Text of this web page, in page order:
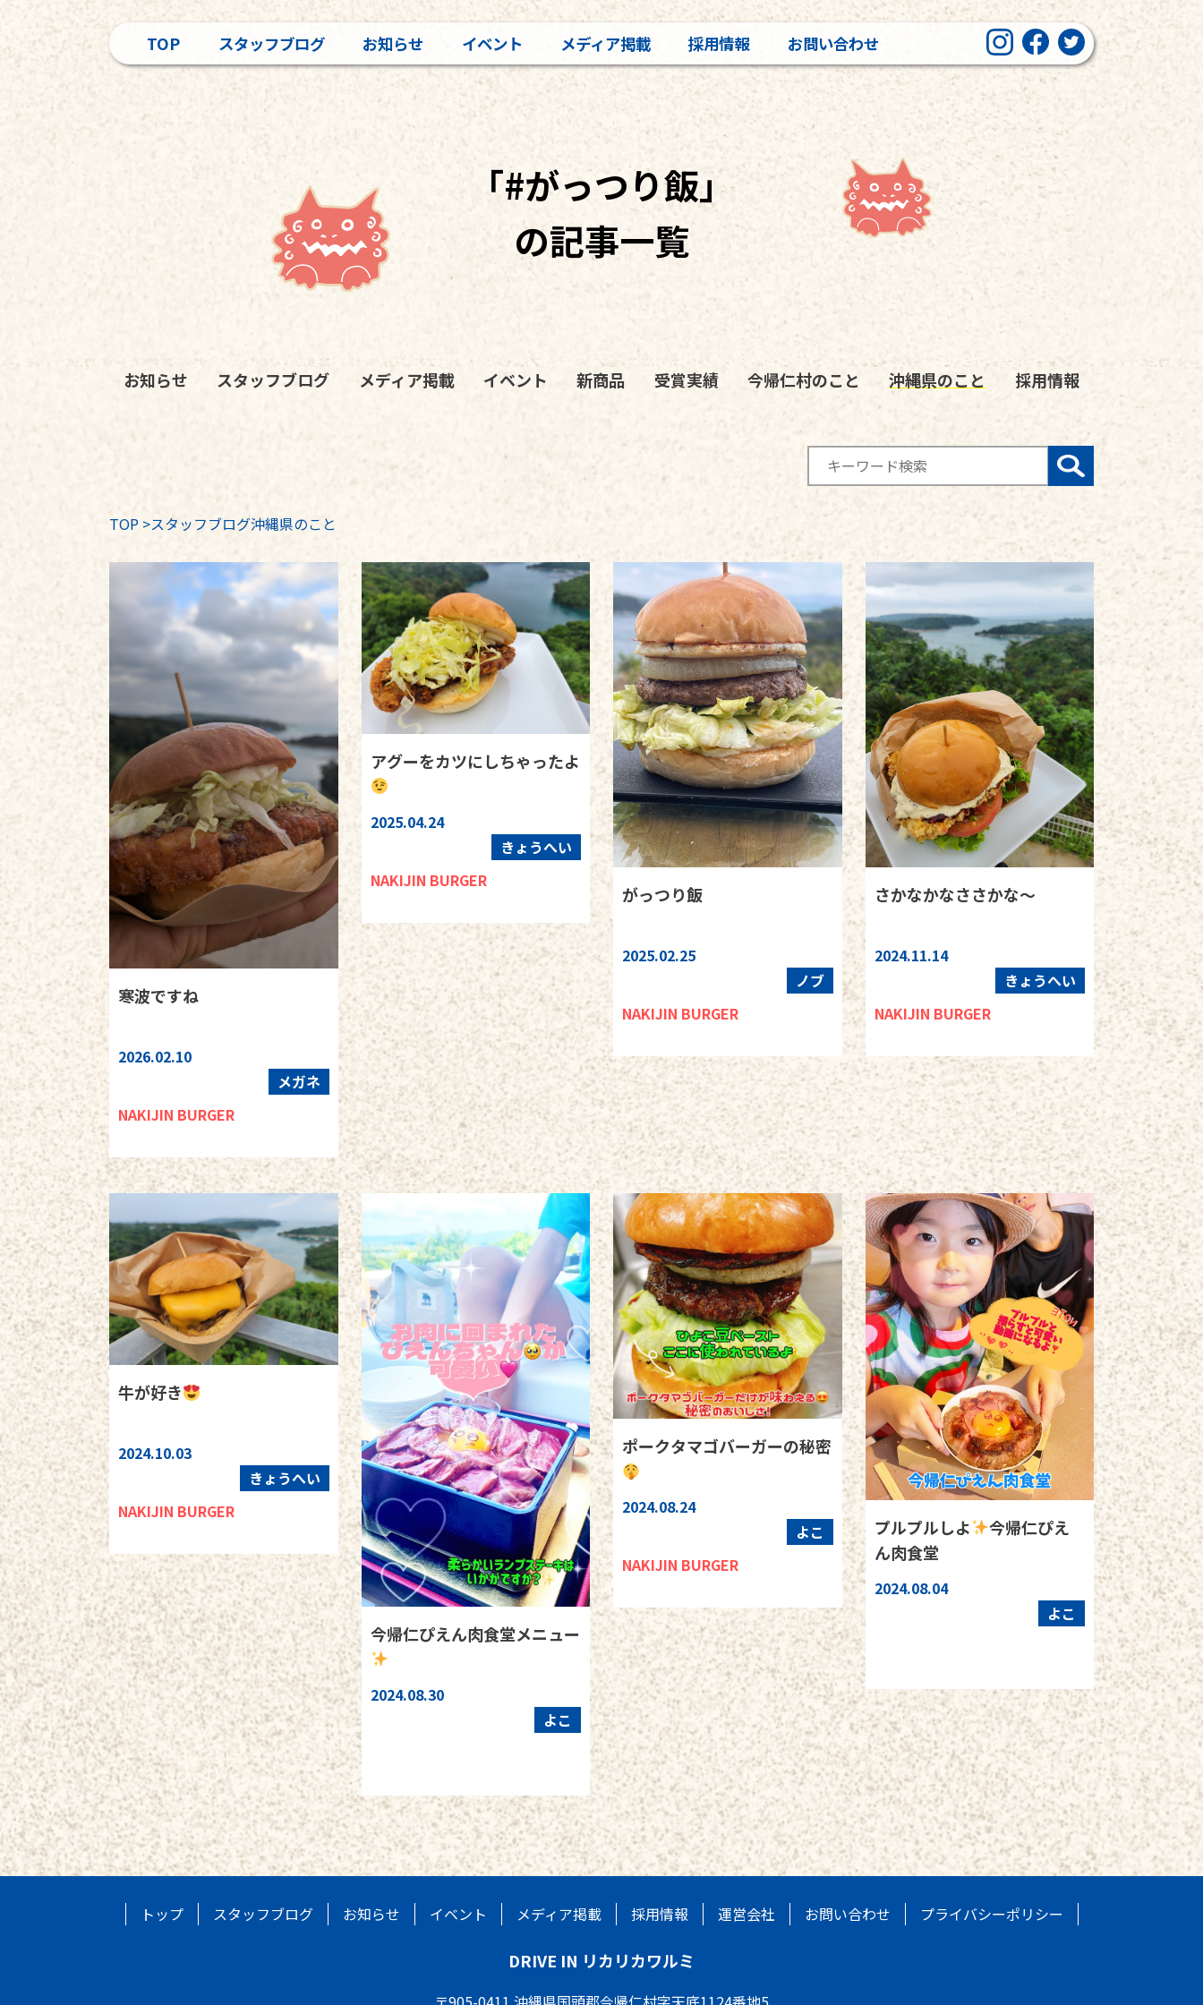
TOP スタッフブログ お知らせ イベント メディア掲載 採用情報 お問い合わせ
「#がっつり飯」
の記事一覧
お知らせ スタッフブログ メディア掲載 イベント 新商品 受賞実績 今帰仁村のこと 沖縄県のこと 採用情報
TOP >スタッフブログ沖縄県のこと
寒波ですね
2026.02.10
メガネ
NAKIJIN BURGER
アグーをカツにしちゃったよ
2025.04.24
きょうへい
NAKIJIN BURGER
がっつり飯
2025.02.25
ノブ
NAKIJIN BURGER
さかなかなささかな〜
2024.11.14
きょうへい
NAKIJIN BURGER
牛が好き
2024.10.03
きょうへい
NAKIJIN BURGER
今帰仁ぴえん肉食堂メニュー
2024.08.30
よこ
ポークタマゴバーガーの秘密
2024.08.24
よこ
NAKIJIN BURGER
プルプルしよ
今帰仁ぴえ
ん肉食堂
2024.08.04
よこ
トップ スタッフブログ お知らせ イベント メディア掲載 採用情報 運営会社 お問い合わせ プライバシーポリシー
DRIVE IN リカリカワルミ